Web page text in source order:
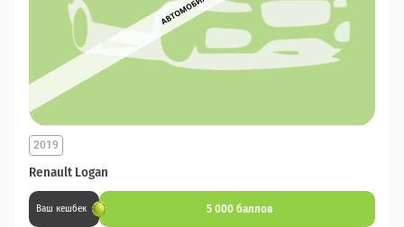
Renault Logan
2019
Ваш кешбек 5 000 баллов